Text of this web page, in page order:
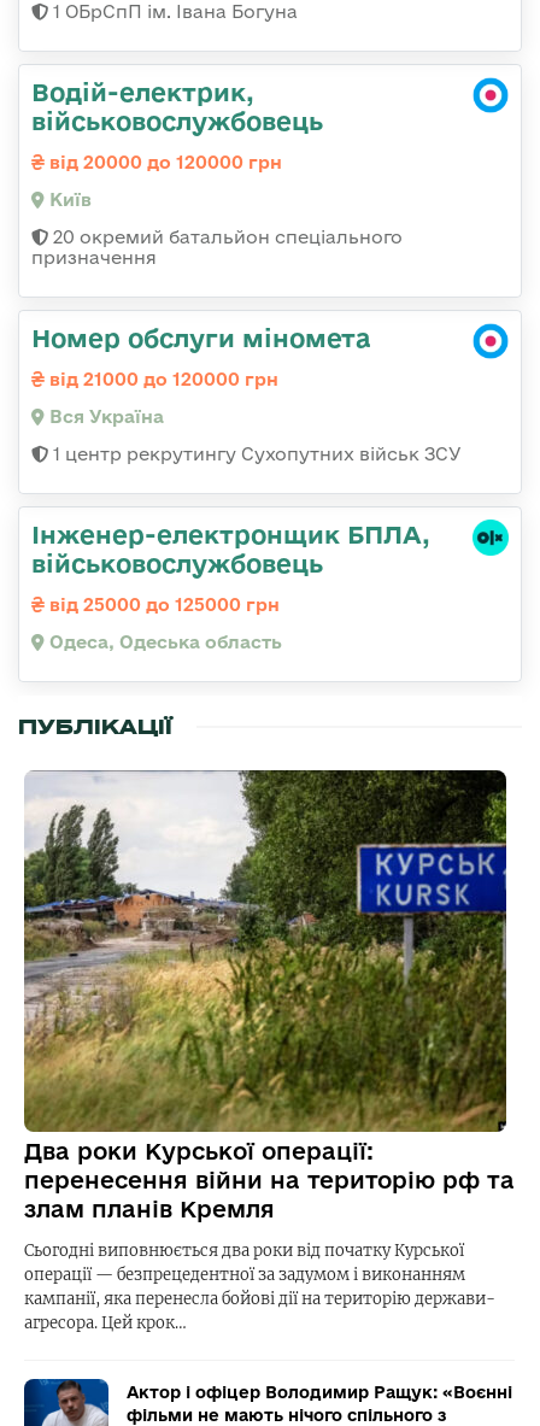
1 ОБрСпП ім. Івана Богуна
Водій-електрик,
військовослужбовець
від 20000 до 120000 грн
Київ
20 окремий батальйон спеціального
призначення
Номер обслуги міномета
від 21000 до 120000 грн
Вся Україна
1 центр рекрутингу Сухопутних військ ЗСУ
Інженер-електронщик БПЛА,
військовослужбовець
від 25000 до 125000 грн
Одеса, Одеська область
ПУБЛІКАЦІЇ
Два роки Курської операції:
перенесення війни на територію рф та
злам планів Кремля
Сьогодні виповнюється два роки від початку Курської
операції — безпрецедентної за задумом і виконанням
кампанії, яка перенесла бойові дії на територію держави-
агресора. Цей крок…
Актор і офіцер Володимир Ращук: «Воєнні
фільми не мають нічого спільного з